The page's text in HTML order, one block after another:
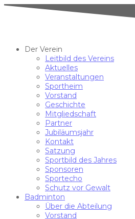
Der Verein
Leitbild des Vereins
Aktuelles
Veranstaltungen
Sportheim
Vorstand
Geschichte
Mitgliedschaft
Partner
Jubiläumsjahr
Kontakt
Satzung
Sportbild des Jahres
Sponsoren
Sportecho
Schutz vor Gewalt
Badminton
Über die Abteilung
Vorstand